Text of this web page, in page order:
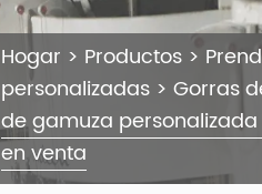
Hogar > Productos >
personalizadas > Gorras
de gamuza
en venta